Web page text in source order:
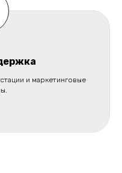
и маркетинговые